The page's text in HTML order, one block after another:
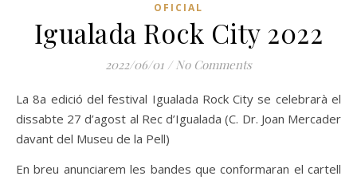
OFICIAL
Igualada Rock City 2022
2022/06/01 / No Comments
La 8a edició del festival Igualada Rock City se celebrarà el
dissabte 27 d’agost al Rec d’Igualada (C. Dr. Joan Mercader
davant del Museu de la Pell)
En breu anunciarem les bandes que conformaran el cartell